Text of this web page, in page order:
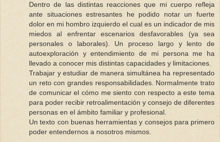
Dentro de las distintas reacciones que mi cuerpo refleja
ante situaciones estresantes he podido notar un fuerte
dolor en mi hombro izquierdo el cual es un indicador de mis
miedos al enfrentar escenarios desfavorables (ya sea
personales o laborales). Un proceso largo y lento de
autoexploración y entendimiento de mi persona me ha
llevado a conocer mis distintas capacidades y limitaciones.
Trabajar y estudiar de manera simultánea ha representado
un reto con grandes responsabilidades. Normalmente trato
de comunicar el cómo me siento con respecto a este tema
para poder recibir retroalimentación y consejo de diferentes
personas en el ámbito familiar y profesional.
Un texto con buenas herramientas y consejos para primero
poder entendernos a nosotros mismos.